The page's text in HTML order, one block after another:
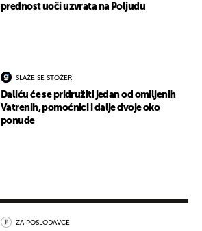
prednost uoči uzvrata na Poljudu
SLAŽE SE STOŽER
Daliću će se pridružiti jedan od omiljenih
Vatrenih, pomoćnici i dalje dvoje oko
ponude
ZA POSLODAVCE